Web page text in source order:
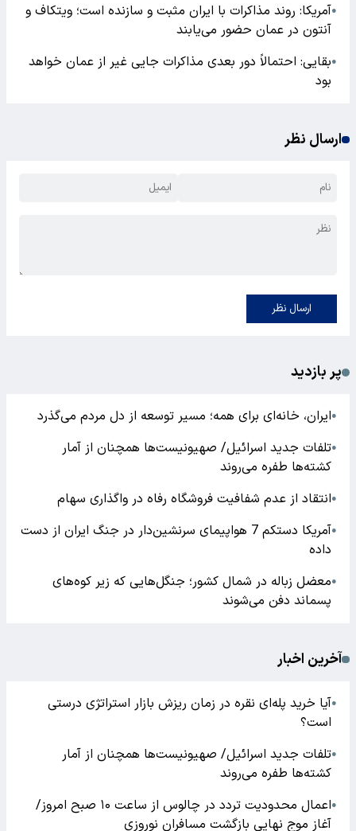
●آمریکا: روند مذاکرات با ایران مثبت و سازنده است؛ ویتکاف و
آنتون در عمان حضور می‌یابند
●بقایی: احتمالاً دور بعدی مذاکرات جایی غیر از عمان خواهد
بود
ارسال نظر
ارسال نظر
پر بازدید
●ایران، خانه‌ای برای همه؛ مسیر توسعه از دل مردم می‌گذرد
●تلفات جدید اسرائیل/ صهیونیست‌ها همچنان از آمار
کشته‌ها طفره می‌روند
●انتقاد از عدم شفافیت فروشگاه رفاه در واگذاری سهام
●
آمریکا دستکم 7 هواپیمای سرنشین‌دار در جنگ ایران از دست
داده
●معضل زباله در شمال کشور؛ جنگل‌هایی که زیر کوه‌های
پسماند دفن می‌شوند
آخرین اخبار
●آیا خرید پله‌ای نقره در زمان ریزش بازار استراتژی درستی
است؟
●تلفات جدید اسرائیل/ صهیونیست‌ها همچنان از آمار
کشته‌ها طفره می‌روند
●
اعمال محدودیت تردد در چالوس از ساعت ۱۰ صبح امروز/
آغاز موج نهایی بازگشت مسافران نوروزی